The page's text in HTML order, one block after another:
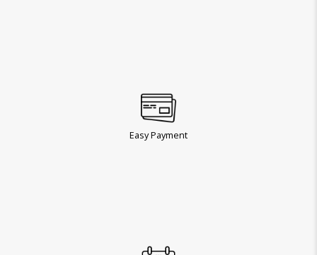
Easy Payment